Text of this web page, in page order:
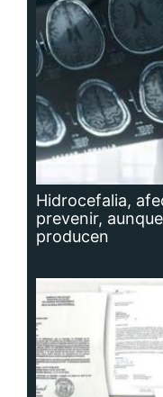
Hidrocefalia,
prevenir,
producen